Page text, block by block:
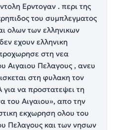
Ερντογαν . περι της
του συμπλεγματος
ολων των ελληνικων
εχουν ελληνικη
στη νεα
Αιγαιου Πελαγους , ανευ
στη φυλακη τον
να προστατεψει τη
του Αιγαιου», απο την
εκχωρηση ολου του
Πελαγους και των νησων